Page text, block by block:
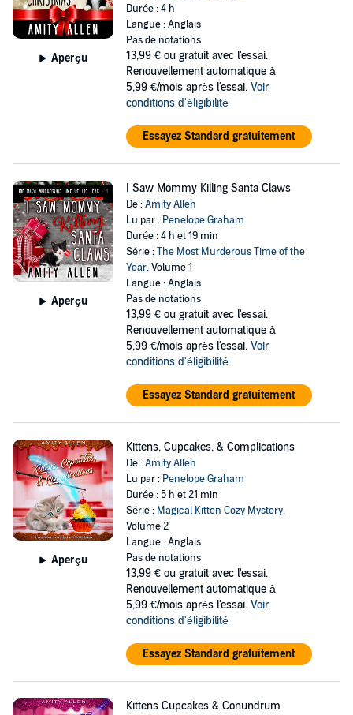
Aperçu
Durée : 4 h
Langue : Anglais
Pas de notations
13,99 € ou gratuit avec l'essai.
Renouvellement automatique à
5,99 €/mois après l'essai. Voir
conditions d'éligibilité
Essayez Standard gratuitement
Aperçu
I Saw Mommy Killing Santa Claws
De :Amity Allen
Lu par : Penelope Graham
Durée : 4 h et 19 min
Série :The Most Murderous Time of the
Year, Volume 1
Langue : Anglais
Pas de notations
13,99 € ou gratuit avec l'essai.
Renouvellement automatique à
5,99 €/mois après l'essai. Voir
conditions d'éligibilité
Essayez Standard gratuitement
Aperçu
Kittens, Cupcakes, & Complications
De :Amity Allen
Lu par : Penelope Graham
Durée : 5 h et 21 min
Série : Magical Kitten Cozy Mystery,
Volume 2
Langue : Anglais
Pas de notations
13,99 € ou gratuit avec l'essai.
Renouvellement automatique à
5,99 €/mois après l'essai. Voir
conditions d'éligibilité
Essayez Standard gratuitement
Kittens Cupcakes & Conundrum